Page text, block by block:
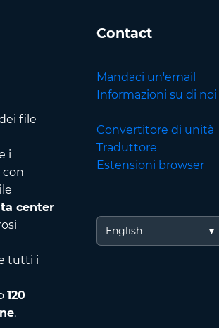
file
i
center
tutti i
120
.
Contact
Mandaci un'email
Informazioni su di noi
Convertitore di unità
Traduttore
Estensioni browser
English